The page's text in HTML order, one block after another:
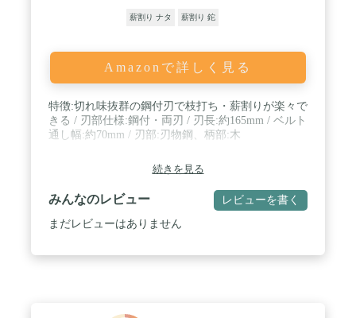
薪割り ナタ 薪割り 鉈
Amazonで詳しく見る
特徴:切れ味抜群の鋼付刃で枝打ち・薪割りが楽々で
きる / 刃部仕様:鋼付・両刃 / 刃長:約165mm / ベルト
通し幅:約70mm / 刃部:刃物鋼、柄部:木
続きを見る
みんなのレビュー レビューを書く
まだレビューはありません